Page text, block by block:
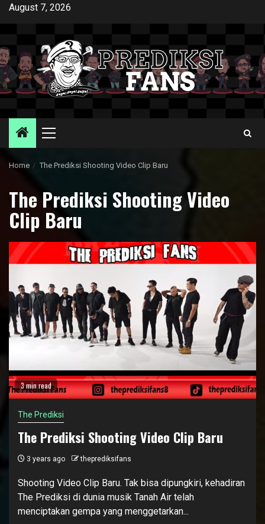
SkipAugust 7, 2026
Primary
Home The Prediksi Shooting Video Clip Baru
The Prediksi Shooting Video
Clip Baru
3 min read
The Prediksi
The Prediksi Shooting Video Clip Baru
3 years ago theprediksifans
Shooting Video Clip Baru. Tak bisa dipungkiri, kehadiran
The Prediksi di dunia musik Tanah Air telah
menciptakan gempa yang menggetarkan...